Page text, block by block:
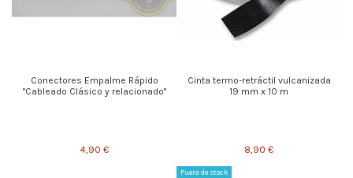
Conectores Empalme Rápido
"Cableado Clásico y relacionado"
4,90 €
Cinta termo-retráctil vulcanizada
19 mm x 10 m
8,90 €
Fuera de stock